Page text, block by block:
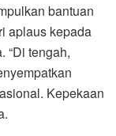
bantuan
aplaus kepada
“Di tengah,
Kepekaan